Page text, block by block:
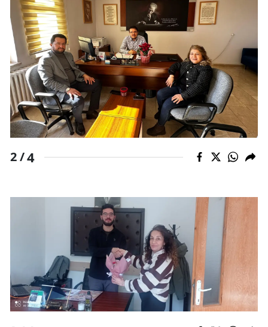
Aksaray
Bayburt
Karaman
Kırıkkale
Batman
Şırnak
Bartın
Iğdır
Yalova
Karabük
Kilis
Osmaniye
2 /4